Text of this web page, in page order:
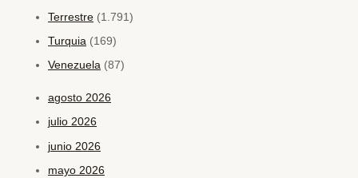
Terrestre (1.791)
Turquia (169)
Venezuela (87)
agosto 2026
julio 2026
junio 2026
mayo 2026